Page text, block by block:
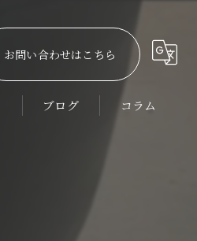
お問い合わせはこちら
ブログ コラム